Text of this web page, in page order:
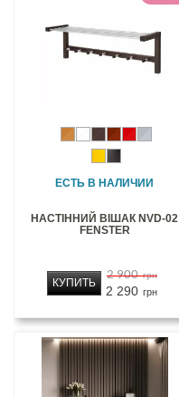
ЕСТЬ В НАЛИЧИИ
НАСТІННИЙ ВІШАК NVD-02
FENSTER
2 900 грн
2 290 грн
КУПИТЬ